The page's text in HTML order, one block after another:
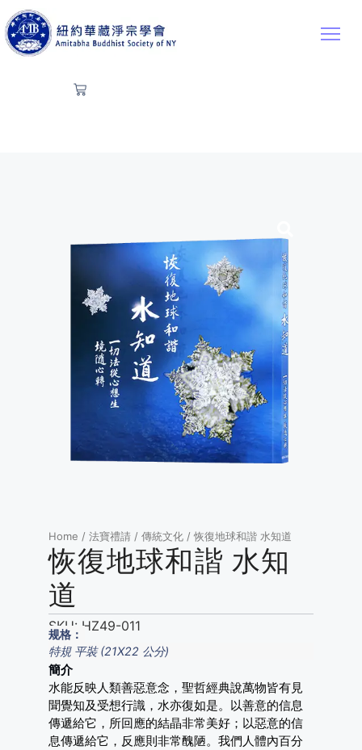
Home / 法寶禮請 / 傳統文化 / 恢復地球和諧 水知道
恢復地球和諧 水知
道
SKU: HZ49-011
规格：
特規 平裝 (21X22 公分)
簡介
水能反映人類善惡意念，聖哲經典說萬物皆有見
聞覺知及受想行識，水亦復如是。以善意的信息
傳遞給它，所回應的結晶非常美好；以惡意的信
息傳遞給它，反應則非常醜陋。我們人體內百分